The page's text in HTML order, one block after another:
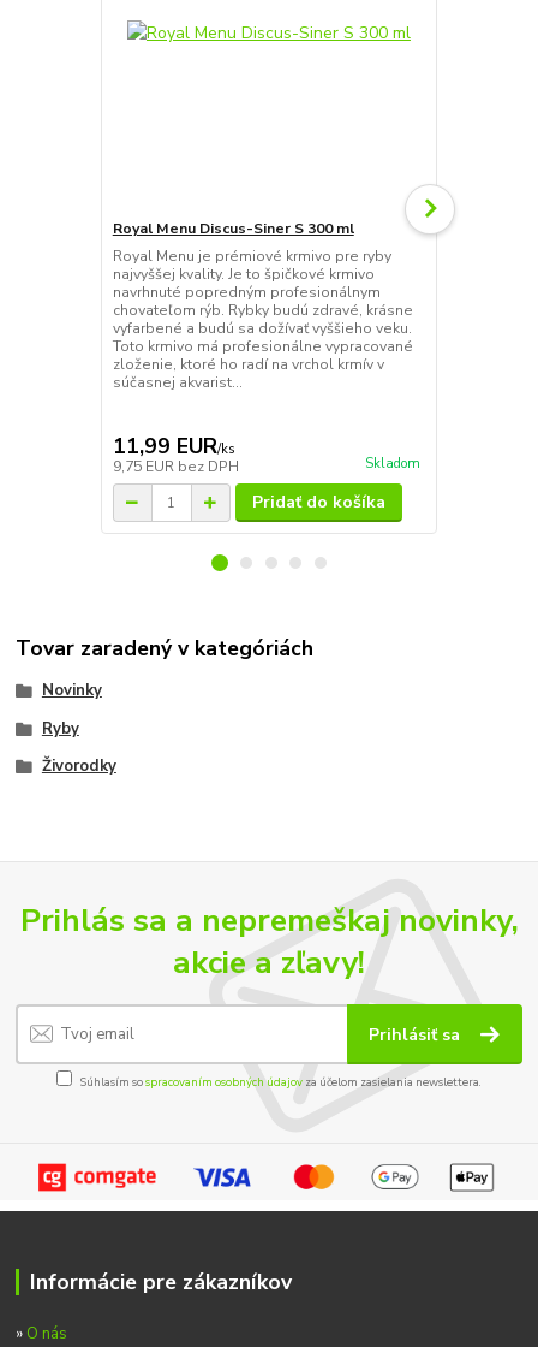
Royal Menu Discus-Siner S 300 ml
Royal Menu je prémiové krmivo pre ryby
najvyššej kvality. Je to špičkové krmivo
navrhnuté popredným profesionálnym
chovateľom rýb. Rybky budú zdravé, krásne
vyfarbené a budú sa dožívať vyššieho veku.
Toto krmivo má profesionálne vypracované
zloženie, ktoré ho radí na vrchol krmív v
súčasnej akvarist...
11,99 EUR/ks
9,75 EUR bez DPH Skladom
Pridať do košíka
Tetra
Tovar zaradený v kategóriách
Novinky
Ryby
Živorodky
Prihlás sa a nepremeškaj novinky,
akcie a zľavy!
Prihlásiť sa
Súhlasím sospracovaním osobných údajov za účelom zasielania newslettera.
Informácie pre zákazníkov
» O nás